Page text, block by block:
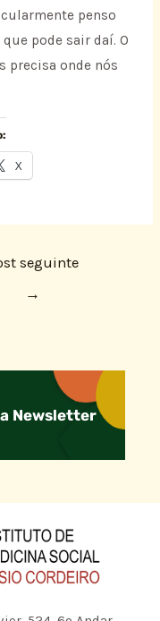
penso
pode sair daí. O
precisa onde nós
X
seguinte
→
Newsletter